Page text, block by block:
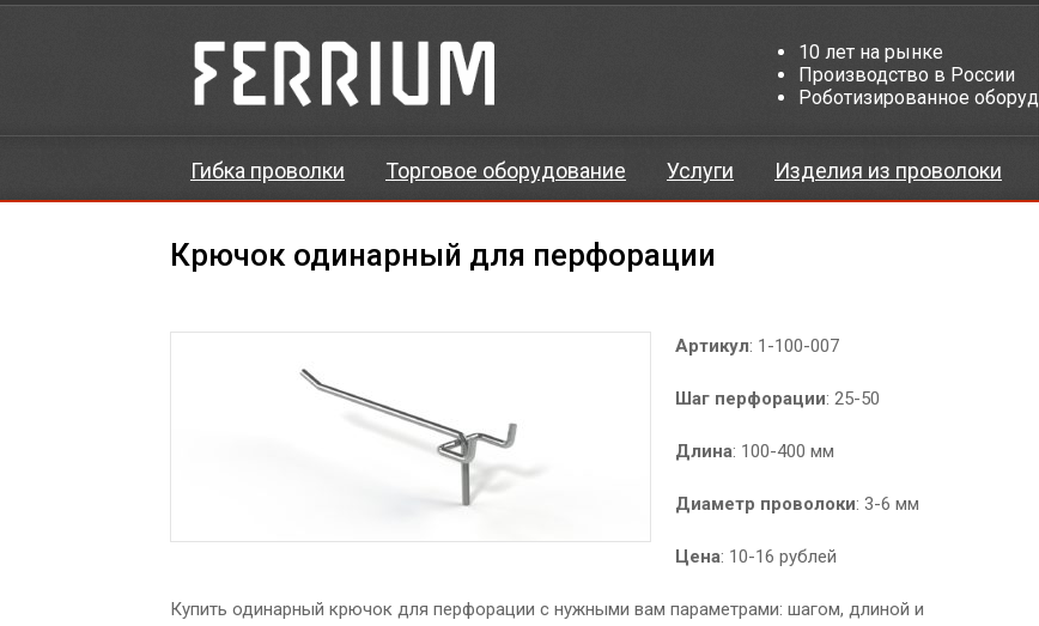
10 лет на рынке
Производство в России
Роботизированное
Гибка проволки Торговое оборудование Услуги Изделия из проволоки
Крючок одинарный для перфорации
Артикул: 1-100-007
Шаг перфорации: 25-50
Длина: 100-400 мм
Диаметр проволоки: 3-6 мм
Цена: 10-16 рублей
Купить одинарный крючок для перфорации с нужными вам параметрами: шагом, длиной и